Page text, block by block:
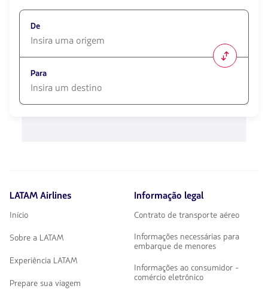
De
opciones
disponibles.
Usa
las
Para
para
LATAM Airlines
Início
Sobre a LATAM
Experiência LATAM
Prepare sua viagem
Informação legal
Contrato de transporte aéreo
Informações necessárias para
embarque de menores
Informações ao consumidor -
comércio eletrônico